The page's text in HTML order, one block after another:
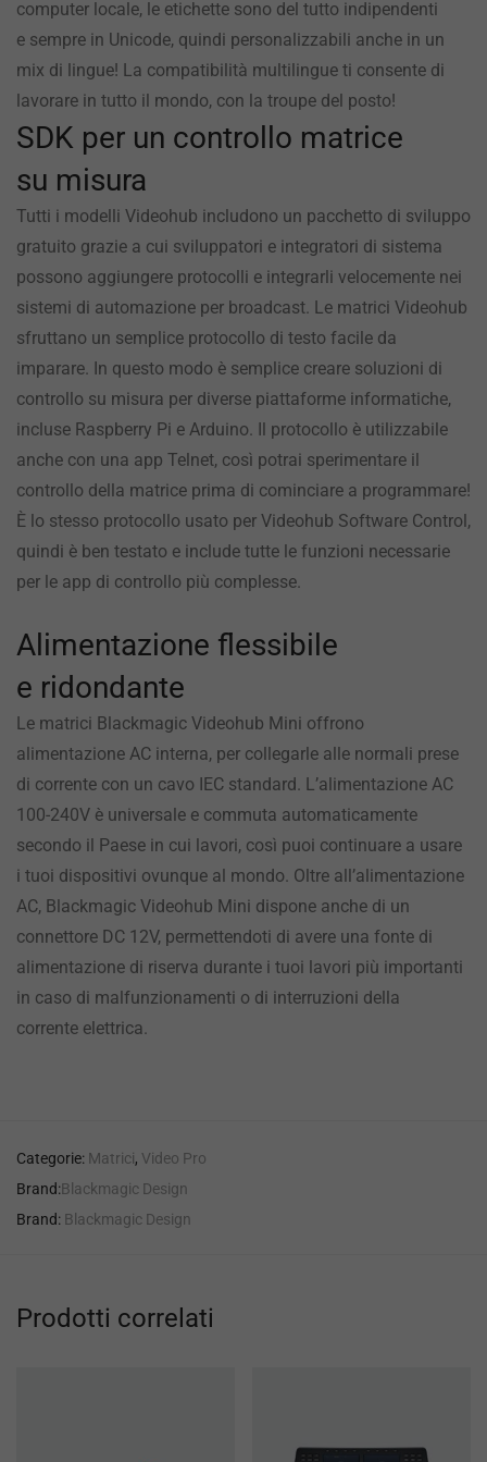
computer locale, le etichette sono del tutto indipendenti
e sempre in Unicode, quindi personalizzabili anche in un
mix di lingue! La compatibilità multilingue ti consente di
lavorare in tutto il mondo, con la troupe del posto!
SDK per un controllo matrice
su misura
Tutti i modelli Videohub includono un pacchetto di sviluppo
gratuito grazie a cui sviluppatori e integratori di sistema
possono aggiungere protocolli e integrarli velocemente nei
sistemi di automazione per broadcast. Le matrici Videohub
sfruttano un semplice protocollo di testo facile da
imparare. In questo modo è semplice creare soluzioni di
controllo su misura per diverse piattaforme informatiche,
incluse Raspberry Pi e Arduino. Il protocollo è utilizzabile
anche con una app Telnet, così potrai sperimentare il
controllo della matrice prima di cominciare a programmare!
È lo stesso protocollo usato per Videohub Software Control,
quindi è ben testato e include tutte le funzioni necessarie
per le app di controllo più complesse.
Alimentazione flessibile
e ridondante
Le matrici Blackmagic Videohub Mini offrono
alimentazione AC interna, per collegarle alle normali prese
di corrente con un cavo IEC standard. L’alimentazione AC
100-240V è universale e commuta automaticamente
secondo il Paese in cui lavori, così puoi continuare a usare
i tuoi dispositivi ovunque al mondo. Oltre all’alimentazione
AC, Blackmagic Videohub Mini dispone anche di un
connettore DC 12V, permettendoti di avere una fonte di
alimentazione di riserva durante i tuoi lavori più importanti
in caso di malfunzionamenti o di interruzioni della
corrente elettrica.
Categorie: Matrici, Video Pro
Brand:Blackmagic Design
Brand: Blackmagic Design
Prodotti correlati